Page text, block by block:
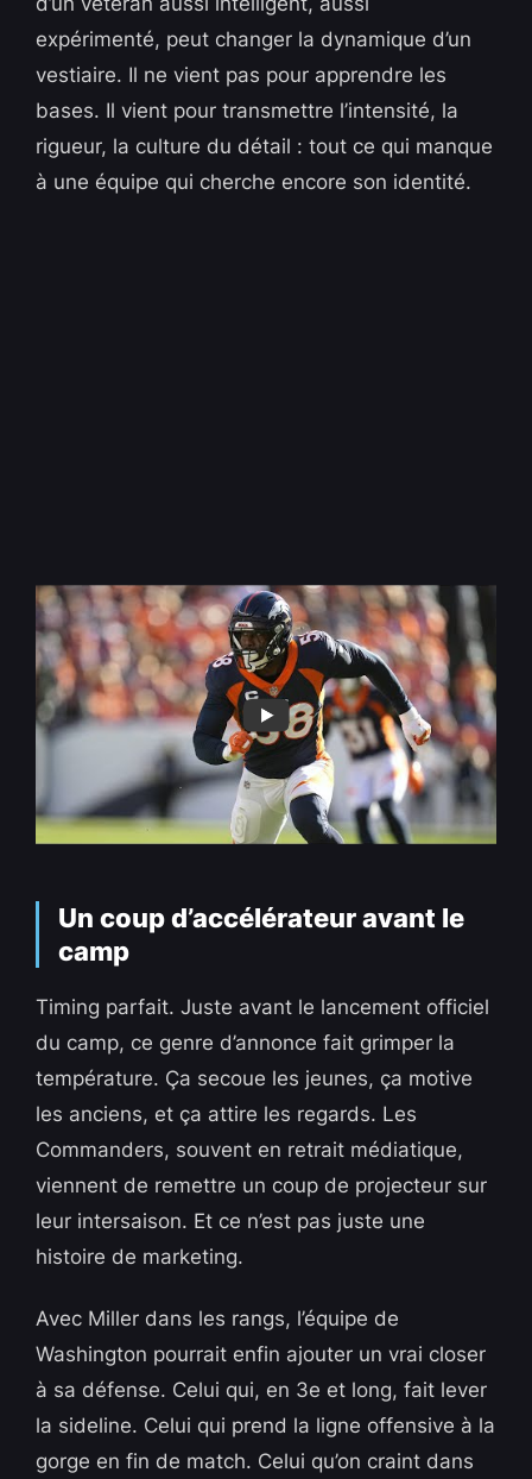
expérimenté, peut changer la dynamique d’un
vestiaire. Il ne vient pas pour apprendre les
bases. Il vient pour transmettre l’intensité, la
rigueur, la culture du détail : tout ce qui manque
à une équipe qui cherche encore son identité.
Un coup d’accélérateur avant le
camp
Timing parfait. Juste avant le lancement officiel
du camp, ce genre d’annonce fait grimper la
température. Ça secoue les jeunes, ça motive
les anciens, et ça attire les regards. Les
Commanders, souvent en retrait médiatique,
viennent de remettre un coup de projecteur sur
leur intersaison. Et ce n’est pas juste une
histoire de marketing.
Avec Miller dans les rangs, l’équipe de
Washington pourrait enfin ajouter un vrai closer
à sa défense. Celui qui, en 3e et long, fait lever
la sideline. Celui qui prend la ligne offensive à la
gorge en fin de match. Celui qu’on craint dans